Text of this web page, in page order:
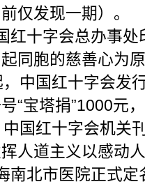
仅发现一期）。
十字会总办事处
同胞的慈善心为
国红十字会发行
“宝塔捐”1000元
红十字会机关刊
人道主义以感动
北市医院正式定